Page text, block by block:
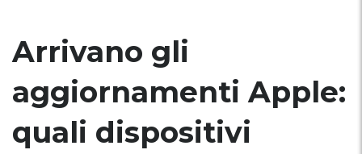
Arrivano gli
aggiornamenti Apple:
quali dispositivi